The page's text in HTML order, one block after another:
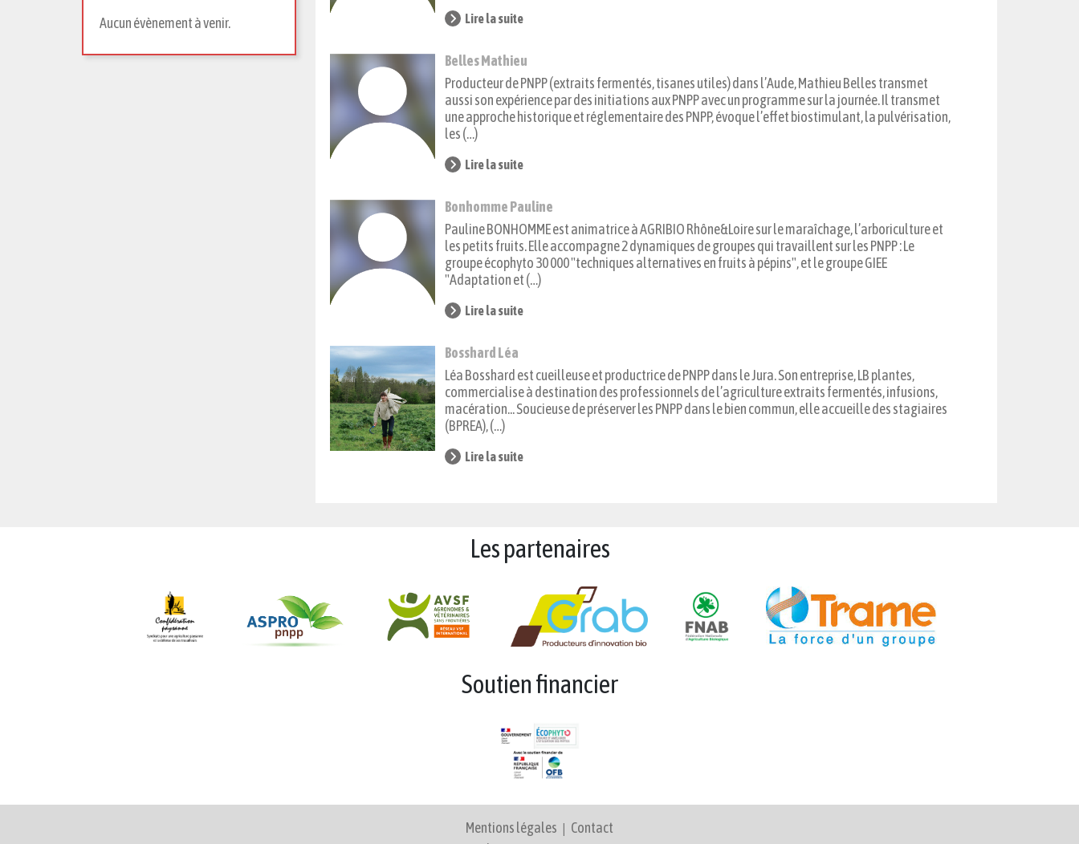
Aucun évènement à venir. Lire la suite
Belles Mathieu
Producteur de PNPP (extraits fermentés, tisanes utiles) dans l’Aude, Mathieu Belles transmet
aussi son expérience par des initiations aux PNPP avec un programme sur la journée. Il transmet
une approche historique et réglementaire des PNPP, évoque l’effet biostimulant, la pulvérisation,
les (…)
Lire la suite
Bonhomme Pauline
Pauline BONHOMME est animatrice à AGRIBIO Rhône&Loire sur le maraîchage, l’arboriculture et
les petits fruits. Elle accompagne 2 dynamiques de groupes qui travaillent sur les PNPP : Le
groupe écophyto 30 000 "techniques alternatives en fruits à pépins", et le groupe GIEE
"Adaptation et (…)
Lire la suite
Bosshard Léa
Léa Bosshard est cueilleuse et productrice de PNPP dans le Jura. Son entreprise, LB plantes,
commercialise à destination des professionnels de l’agriculture extraits fermentés, infusions,
macération... Soucieuse de préserver les PNPP dans le bien commun, elle accueille des stagiaires
(BPREA), (…)
Lire la suite
Les partenaires
Soutien financier
Mentions légales | Contact